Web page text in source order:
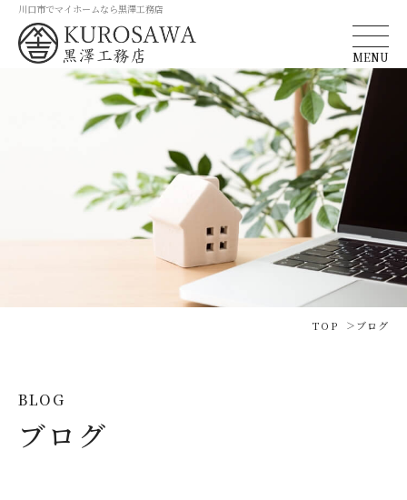
川口市でマイホームなら黒澤工務店
MENU
TOP ブログ
BLOG
ブログ